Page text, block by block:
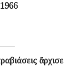
ἄρχισε